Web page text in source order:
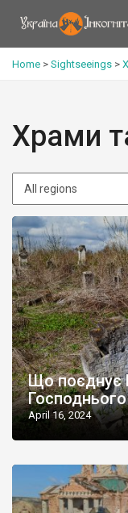
Home > Sightseeings >
Храми
Що поєднує
April 16, 2024